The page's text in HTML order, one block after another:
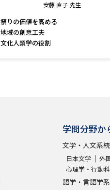
安藤 直子 先生
祭りの価値を高める
地域の創意工夫
文化人類学の役割
学問分野か
文学・人文系統
日本文学 外
心理学・行動
語学・言語学